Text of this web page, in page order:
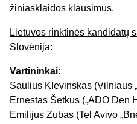
žiniasklaidos klausimus.
Lietuvos rinktinės kandidatų
Slovėnija:
Vartininkai:
Saulius Klevinskas (Vilniaus
Ernestas Šetkus („ADO Den
Emilijus Zubas (Tel Avivo